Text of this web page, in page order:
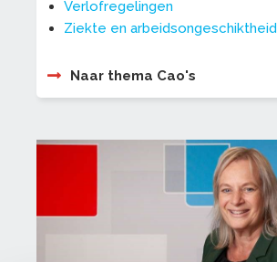
Verlofregelingen
Ziekte en arbeidsongeschiktheid
Naar thema Cao's